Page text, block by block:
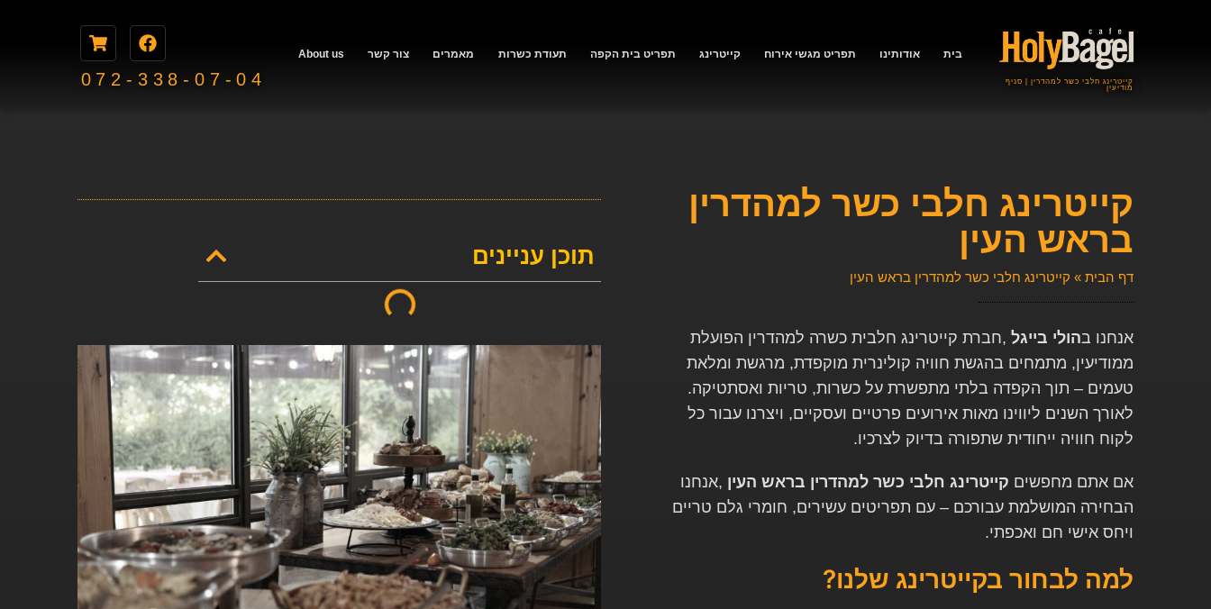
קייטרינג חלבי כשר למהדרין | סניף
מודיעין
בית אודותינו תפריט מגשי אירוח קייטרינג תפריט בית הקפה תעודת כשרות מאמרים צור קשר About us
072-338-07-04
קייטרינג חלבי כשר למהדרין
בראש העין
דף הבית» קייטרינג חלבי כשר למהדרין בראש העין
אנחנו בהולי בייגל,חברת קייטרינג חלבית כשרה למהדרין הפועלת
ממודיעין, מתמחים בהגשת חוויה קולינרית מוקפדת, מרגשת ומלאת
טעמים – תוך הקפדה בלתי מתפשרת על כשרות, טריות ואסתטיקה.
לאורך השנים ליווינו מאות אירועים פרטיים ועסקיים, ויצרנו עבור כל
לקוח חוויה ייחודית שתפורה בדיוק לצרכיו.
אם אתם מחפשים קייטרינג חלבי כשר למהדרין בראש העין ,אנחנו
הבחירה המושלמת עבורכם – עם תפריטים עשירים, חומרי גלם טריים
ויחס אישי חם ואכפתי.
למה לבחור בקייטרינג שלנו?
תוכן עניינים